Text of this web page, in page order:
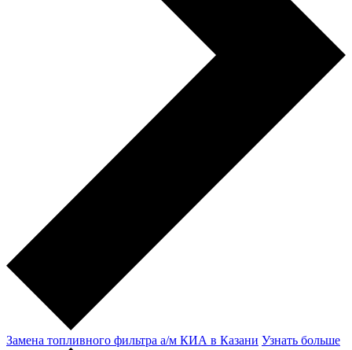
Замена топливного фильтра а/м КИА в Казани Узнать больше